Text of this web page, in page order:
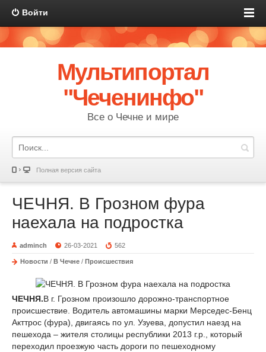
Войти
Мультипортал
"Чеченинфо"
Все о Чечне и мире
Полная версия сайта
ЧЕЧНЯ. В Грозном фура
наехала на подростка
adminch 26-03-2021 562
Новости / В Чечне / Происшествия
ЧЕЧНЯ.В г. Грозном произошло дорожно-транспортное
происшествие. Водитель автомашины марки Мерседес-Бенц
Акттрос (фура), двигаясь по ул. Узуева, допустил наезд на
пешехода – жителя столицы республики 2013 г.р., который
переходил проезжую часть дороги по пешеходному